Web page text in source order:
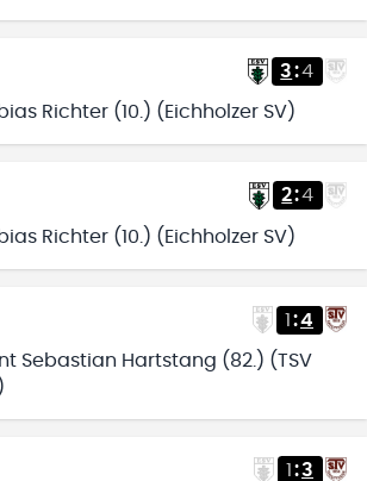
3:4
Richter (10.) (Eichholzer SV)
2:4
Richter (10.) (Eichholzer SV)
1 :4
Sebastian Hartstang (82.) (TSV
1 :3